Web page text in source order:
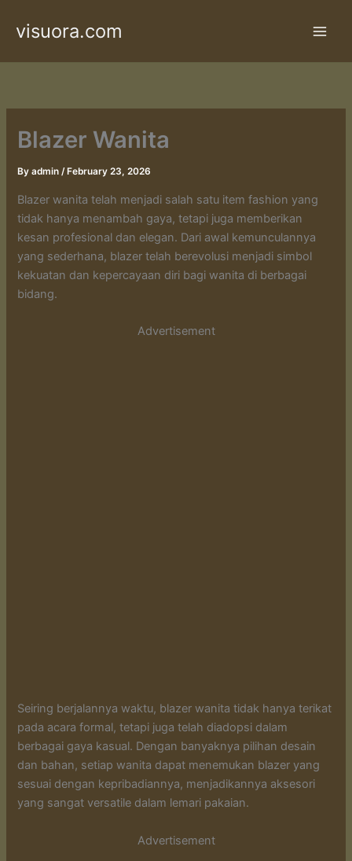
visuora.com
Blazer Wanita
Byadmin/ February 23, 2026
Blazer wanita telah menjadi salah satu item fashion yang
tidak hanya menambah gaya, tetapi juga memberikan
kesan profesional dan elegan. Dari awal kemunculannya
yang sederhana, blazer telah berevolusi menjadi simbol
kekuatan dan kepercayaan diri bagi wanita di berbagai
bidang.
Advertisement
Seiring berjalannya waktu, blazer wanita tidak hanya terikat
pada acara formal, tetapi juga telah diadopsi dalam
berbagai gaya kasual. Dengan banyaknya pilihan desain
dan bahan, setiap wanita dapat menemukan blazer yang
sesuai dengan kepribadiannya, menjadikannya aksesori
yang sangat versatile dalam lemari pakaian.
Advertisement